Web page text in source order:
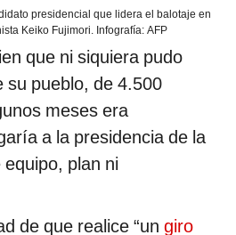
presidencial que lidera el balotaje en
Keiko Fujimori. Infografía: AFP
que ni siquiera pudo
su pueblo, de 4.500
meses era
a la presidencia de la
plan ni
de que realice “un giro